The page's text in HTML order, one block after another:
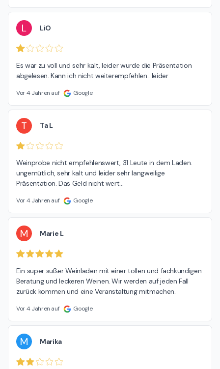
L LiO
Es war zu voll und sehr kalt, leider wurde die Präsentation
abgelesen. Kann ich nicht weiterempfehlen.. leider
Vor 4 Jahren auf Google
T Ta L
Weinprobe nicht empfehlenswert, 31 Leute in dem Laden.
ungemütlich, sehr kalt und leider sehr langweilige
Präsentation. Das Geld nicht wert…
Vor 4 Jahren auf Google
M Marie L
Ein super süßer Weinladen mit einer tollen und fachkundigen
Beratung und leckeren Weinen. Wir werden auf jeden Fall
zurück kommen und eine Veranstaltung mitmachen.
Vor 4 Jahren auf Google
M Marika